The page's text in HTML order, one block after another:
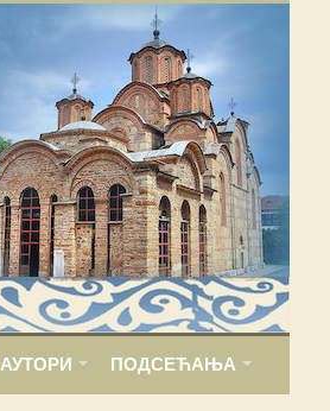
АУТОРИ ПОДСЕЋАЊА